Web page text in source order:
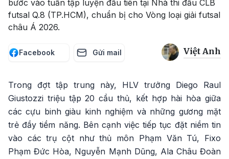
bước vào tuần tập luyện đầu tiên tại Nhà thi đấu CLB
futsal Q.8 (TP.HCM), chuẩn bị cho Vòng loại giải futsal
châu Á 2026.
Facebook Gửi mail Việt Anh
Trong đợt tập trung này, HLV trưởng Diego Raul
Giustozzi triệu tập 20 cầu thủ, kết hợp hài hòa giữa
các cựu binh giàu kinh nghiệm và những gương mặt
trẻ đầy tiềm năng. Bên cạnh việc tiếp tục đặt niềm tin
vào các trụ cột như thủ môn Phạm Văn Tú, Fixo
Phạm Đức Hòa, Nguyễn Mạnh Dũng, Ala Châu Đoàn